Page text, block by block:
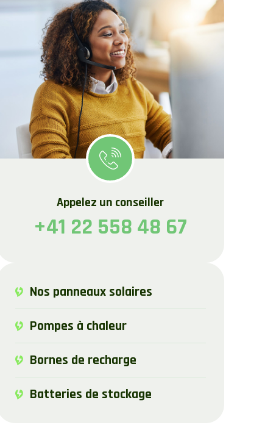
Appelez un conseiller
+41 22 558 48 67
Nos panneaux solaires
Pompes à chaleur
Bornes de recharge
Batteries de stockage